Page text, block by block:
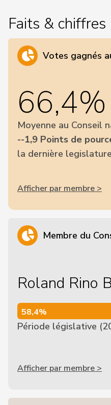
Faits & chiffres
Votes gagnés
66,4%
Moyenne au Conseil
--1,9 Points de
la dernière legislature
Afficher par membre >
Membre du
Roland Rino
58,4%
58,4%
Période législative
Afficher par membre >